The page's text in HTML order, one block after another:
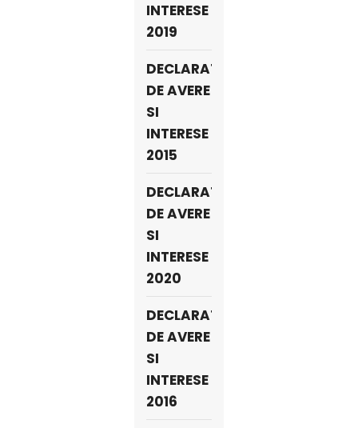
INTERESE
2019
DECLARATII
DE AVERE
SI
INTERESE
2015
DECLARATII
DE AVERE
SI
INTERESE
2020
DECLARATII
DE AVERE
SI
INTERESE
2016